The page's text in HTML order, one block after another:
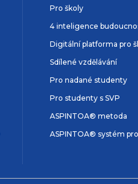
Pro školy
4 inteligence
Digitální platforma pro
Sdílené vzdělávání
Pro nadané studenty
Pro studenty s SVP
ASPINTOA® metoda
ASPINTOA® systém